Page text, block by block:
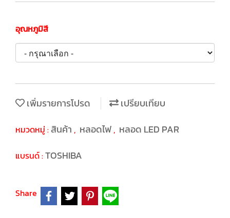
อุณหภูมิสี
เพิ่มรายการโปรด เปรียบเทียบ
หมวดหมู่ : สินค้า , หลอดไฟ , หลอด LED PAR
แบรนด์ :TOSHIBA
Share